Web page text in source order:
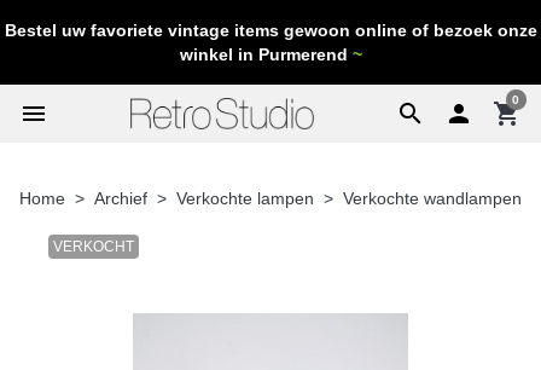
Bestel uw favoriete vintage items gewoon online of bezoek onze
winkel in Purmerend ~
search
menu  shopping_cart
0
Home Archief Verkochte lampen Verkochte wandlampen
VERKOCHT